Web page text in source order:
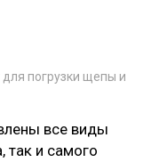
погрузки щепы и
все виды
так и самого